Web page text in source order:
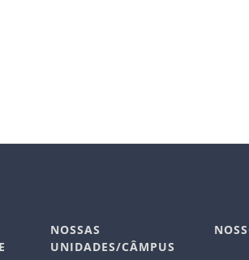
NOSSAS
UNIDADES/CÂMPUS